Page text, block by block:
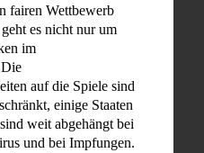
fairen Wettbewerb
es nicht nur um
im
auf die Spiele sind
einige Staaten
weit abgehängt bei
und bei Impfungen.